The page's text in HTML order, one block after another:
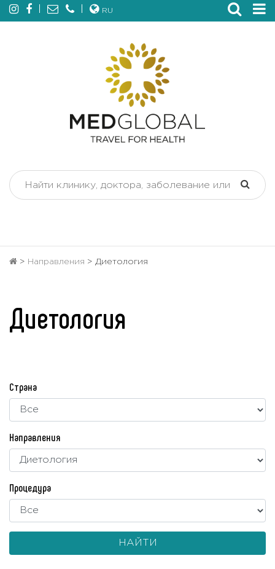
RU
> Направления > Диетология
Диетология
Страна
Направления
Процедура
НАЙТИ